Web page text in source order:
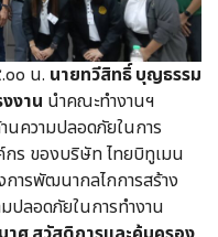
๐๐ น. นายทวีสิทธิ์ บุญธรรม
งาน นำคณะทำงานฯ
นความปลอดภัยในการ
กร ของบริษัท ไทยบิทูเมน
การพัฒนากลไกการสร้าง
ปลอดภัยในการทำงาน